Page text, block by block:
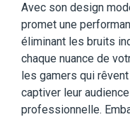
Avec son design
promet une
éliminant les bruits
chaque nuance de
les gamers qui
captiver leur
professionnelle.